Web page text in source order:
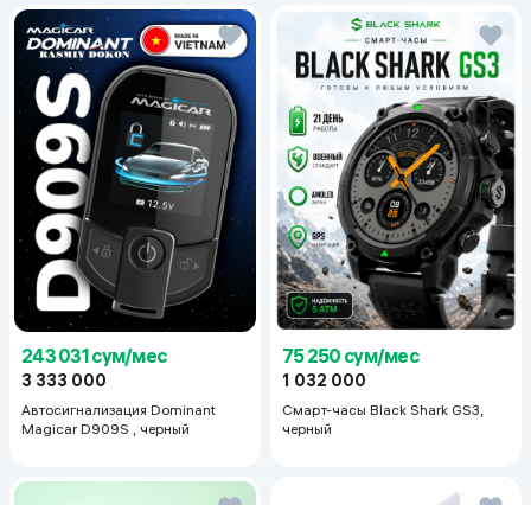
243 031 сум/мес
3 333 000
Автосигнализация Dominant
Magicar D909S , черный
75 250 сум/мес
1 032 000
Смарт-часы Black Shark GS3,
черный